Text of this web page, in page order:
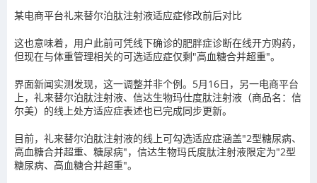
某电商平台礼来替尔泊肽注射液适应症修改前后对比
这也意味着，用户此前可凭线下确诊的肥胖症诊断在线开方购药，
但现在与体重管理相关的可选适应症仅剩"高血糖合并超重"。
界面新闻实测发现，这一调整并非个例。5月16日，另一电商平台
上，礼来替尔泊肽注射液、信达生物玛仕度肽注射液（商品名：信
尔美）的线上处方适应症表述也已完成同步更新。
目前，礼来替尔泊肽注射液的线上可勾选适应症涵盖"2型糖尿病、
高血糖合并超重、糖尿病"，信达生物玛氏度肽注射液限定为"2型
糖尿病、高血糖合并超重"。